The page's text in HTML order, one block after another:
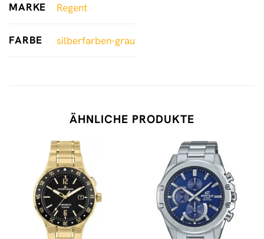
MARKE Regent
FARBE silberfarben-grau
ÄHNLICHE PRODUKTE